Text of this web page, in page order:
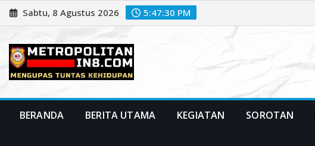
Skip
to
Sabtu, 8 Agustus 2026 5:47:32 PM
BERANDA BERITA UTAMA KEGIATAN SOROTAN